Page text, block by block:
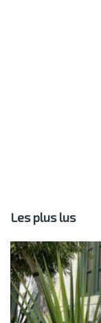
Les plus lus